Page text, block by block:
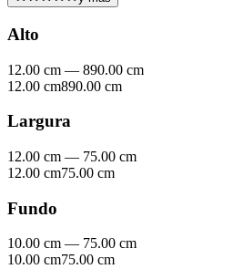
Alto
12.00 cm — 890.00 cm
12.00 cm890.00 cm
Largura
12.00 cm — 75.00 cm
12.00 cm75.00 cm
Fundo
10.00 cm — 75.00 cm
10.00 cm75.00 cm